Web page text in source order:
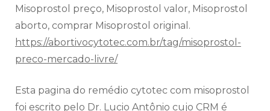
Misoprostol preço, Misoprostol valor, Misoprostol
aborto, comprar Misoprostol original.
https://abortivocytotec.com.br/tag/misoprostol-
preco-mercado-livre/
Esta pagina do remédio cytotec com misoprostol
foi escrito pelo Dr. Lucio Antônio cujo CRM é